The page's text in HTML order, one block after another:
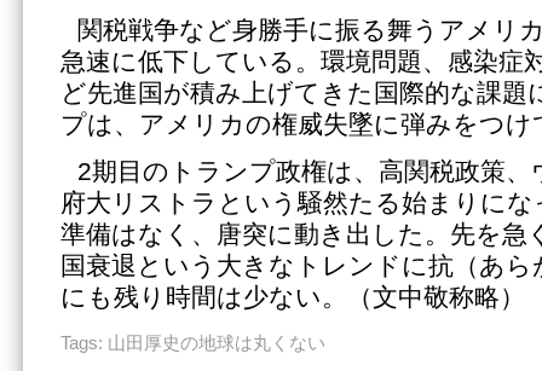
関税戦争など身勝手に振る舞うアメリ
急速に低下している。環境問題、感染症
ど先進国が積み上げてきた国際的な課題
プは、アメリカの権威失墜に弾みをつけ
2期目のトランプ政権は、高関税政策
府大リストラという騒然たる始まりに
準備はなく、唐突に動き出した。先を急
国衰退という大きなトレンドに抗（あ
にも残り時間は少ない。（文中敬称略）
Tags: 山田厚史の地球は丸くない